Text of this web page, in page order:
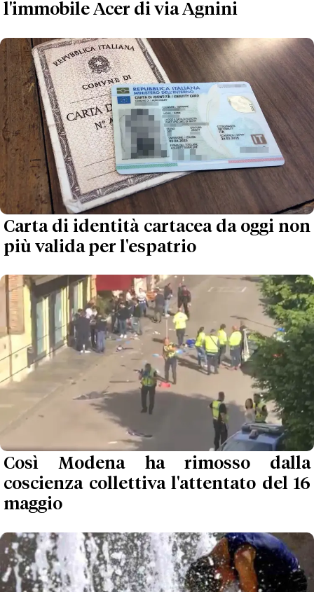
l'immobile Acer di via Agnini
Carta di identità cartacea da oggi non
più valida per l'espatrio
Così Modena ha rimosso dalla
coscienza collettiva l'attentato del 16
maggio